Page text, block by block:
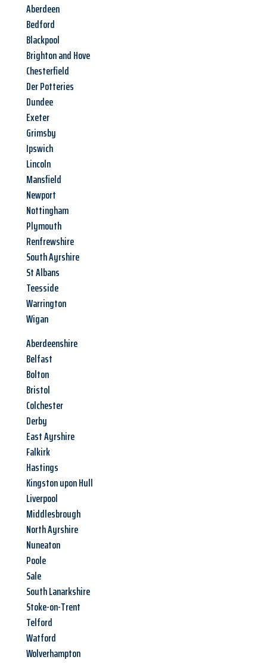
Aberdeen
Bedford
Blackpool
Brighton and Hove
Chesterfield
Der Potteries
Dundee
Exeter
Grimsby
Ipswich
Lincoln
Mansfield
Newport
Nottingham
Plymouth
Renfrewshire
South Ayrshire
St Albans
Teesside
Warrington
Wigan
Aberdeenshire
Belfast
Bolton
Bristol
Colchester
Derby
East Ayrshire
Falkirk
Hastings
Kingston upon Hull
Liverpool
Middlesbrough
North Ayrshire
Nuneaton
Poole
Sale
South Lanarkshire
Stoke-on-Trent
Telford
Watford
Wolverhampton